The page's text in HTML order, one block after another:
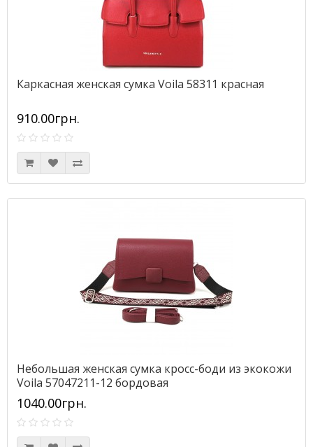
Каркасная женская сумка Voila 58311 красная
910.00грн.
Небольшая женская сумка кросс-боди из экокожи
Voila 57047211-12 бордовая
1040.00грн.